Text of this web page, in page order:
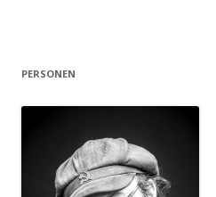
PERSONEN